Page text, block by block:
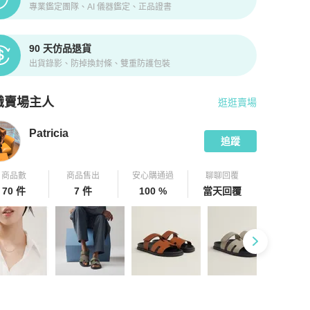
專業鑑定團隊、AI 儀器鑑定、正品證書
90 天仿品退貨
出貨錄影、防掉換封條、雙重防護包裝
賣場主人
拍拍圈嚴選賣家
逛逛賣場
Patricia
追蹤
商品數
70 件
商品售出
7 件
安心購通過
100 %
聊聊回覆
當天回覆